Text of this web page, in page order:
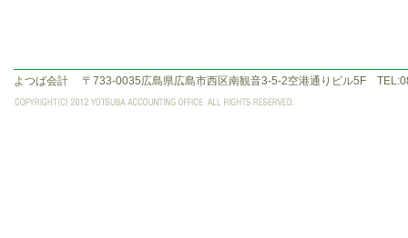
よつば会計 〒733-0035広島県広島市西区南観音3-5-2空港通りビル5F